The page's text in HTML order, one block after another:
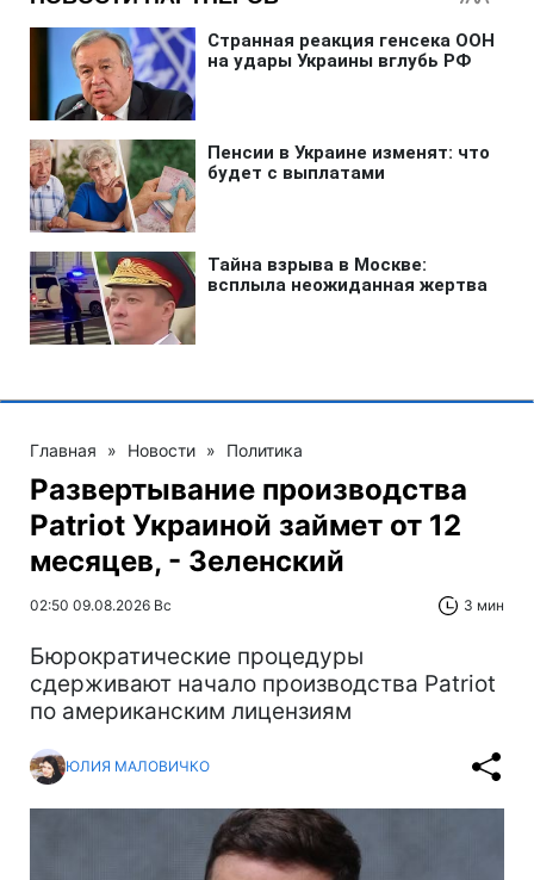
Главная » Новости » Политика
Развертывание производства
Patriot Украиной займет от 12
месяцев, - Зеленский
02:50 09.08.2026 Вс 3 мин
Бюрократические процедуры
сдерживают начало производства Patriot
по американским лицензиям
ЮЛИЯ МАЛОВИЧКО